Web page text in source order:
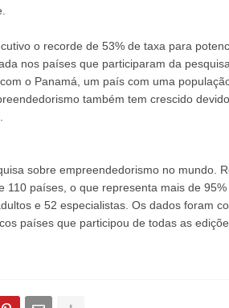
o recorde de 53% de taxa para
nos países que participaram da
o Panamá, um país com uma
também tem crescido
sobre empreendedorismo no mundo.
países, o que representa mais de 95%
e 52 especialistas. Os dados foram
países que participou de todas as